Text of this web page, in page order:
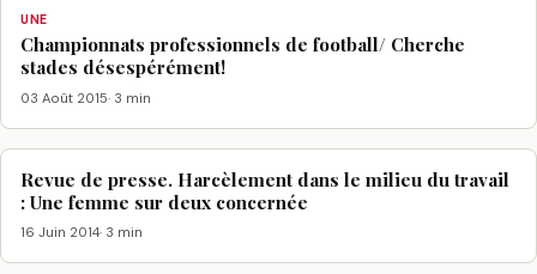
UNE
Championnats professionnels de football/ Cherche
stades désespérément!
03 Août 2015· 3 min
Revue de presse. Harcèlement dans le milieu du travail
: Une femme sur deux concernée
16 Juin 2014· 3 min